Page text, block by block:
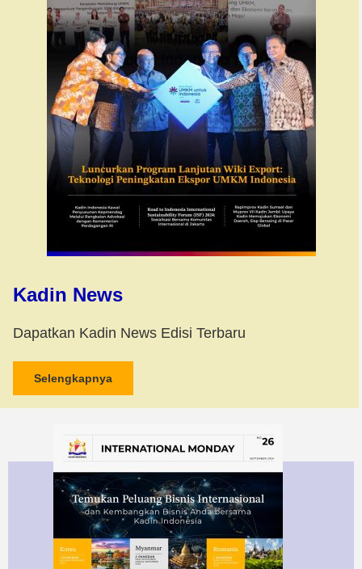
Kadin News
Dapatkan Kadin News Edisi Terbaru
Selengkapnya